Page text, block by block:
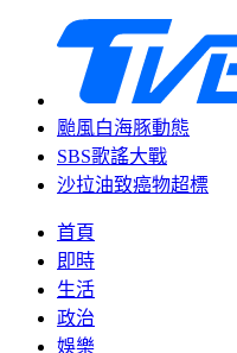
颱風白海豚動態
SBS歌謠大戰
沙拉油致癌物超標
首頁
即時
生活
政治
娛樂